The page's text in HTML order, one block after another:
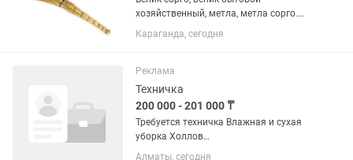
хозяйственный, метла, метла сорго.
Только оптом. Минимальная партия 50
штук. Партиями менее чем 50 штук не
Ширина рабочей части:27 см....
Караганда, сегодня
Реклама
Техничка
200 000 - 201 000 ₸
Требуется техничка Влажная и сухая
уборка Холлов
,помещение,коридоры,санузлы График
Алматы, сегодня